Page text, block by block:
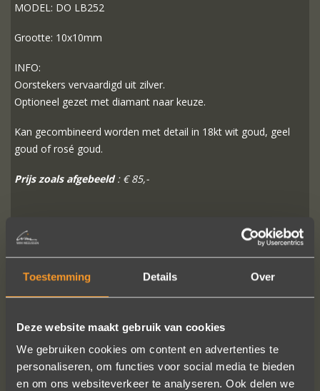
Toestemming Details Over
Deze website maakt gebruik van cookies
We gebruiken cookies om content en advertenties te
personaliseren, om functies voor social media te bieden
en om ons websiteverkeer te analyseren. Ook delen we
MODEL: DO LB252
Grootte: 10x10mm
INFO:
Oorstekers vervaardigd uit zilver.
Optioneel gezet met diamant naar keuze.
Kan gecombineerd worden met detail in 18kt wit goud, geel
goud of rosé goud.
Prijs zoals afgebeeld: € 85,-
MEER INFO
VOLG ONS OP SOCIALE MEDIA